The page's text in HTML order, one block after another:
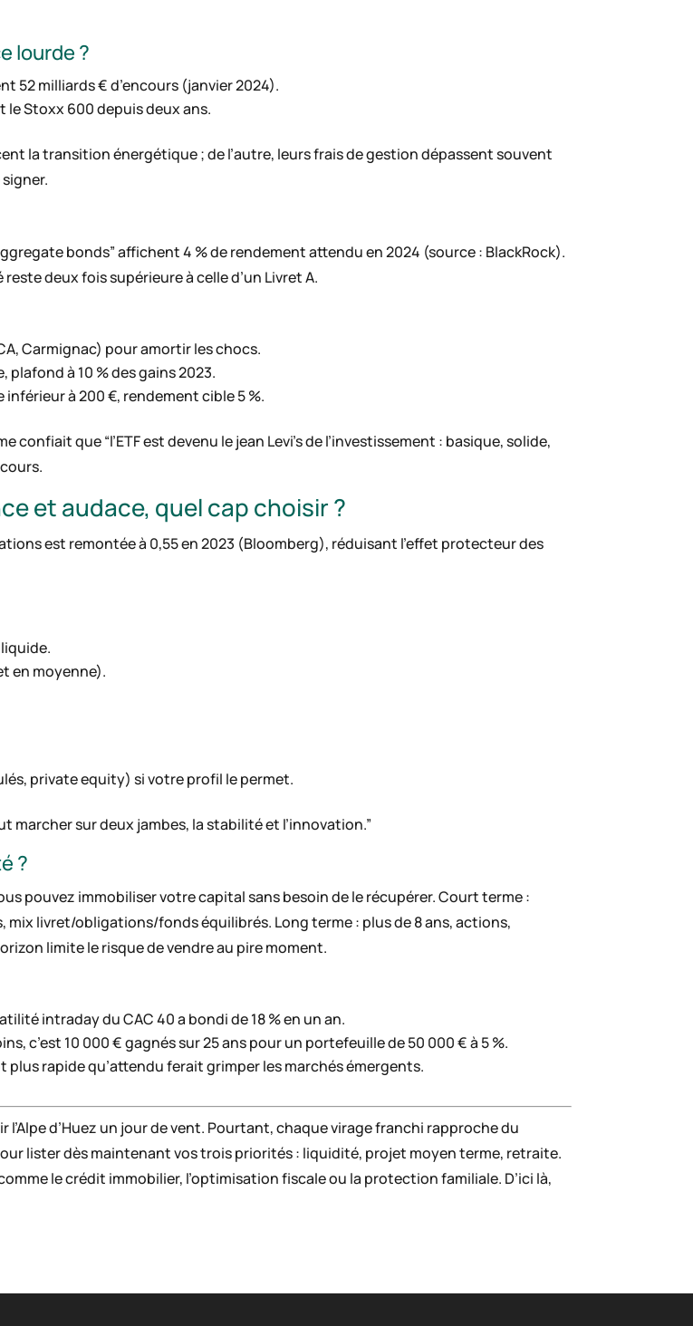
lourde ?
52 milliards € d’encours (janvier 2024).
le Stoxx 600 depuis deux ans.
la transition énergétique ; de l’autre, leurs frais de gestion dépassent souvent
bonds” affichent 4 % de rendement attendu en 2024 (source : BlackRock).
deux fois supérieure à celle d’un Livret A.
Carmignac) pour amortir les chocs.
à 10 % des gains 2023.
à 200 €, rendement cible 5 %.
que “l’ETF est devenu le jean Levi’s de l’investissement : basique, solide,
et audace, quel cap choisir ?
est remontée à 0,55 en 2023 (Bloomberg), réduisant l’effet protecteur des
en moyenne).
private equity) si votre profil le permet.
marcher sur deux jambes, la stabilité et l’innovation.”
?
pouvez immobiliser votre capital sans besoin de le récupérer. Court terme :
mix livret/obligations/fonds équilibrés. Long terme : plus de 8 ans, actions,
limite le risque de vendre au pire moment.
intraday du CAC 40 a bondi de 18 % en un an.
c’est 10 000 € gagnés sur 25 ans pour un portefeuille de 50 000 € à 5 %.
rapide qu’attendu ferait grimper les marchés émergents.
d’Huez un jour de vent. Pourtant, chaque virage franchi rapproche du
lister dès maintenant vos trois priorités : liquidité, projet moyen terme, retraite.
le crédit immobilier, l’optimisation fiscale ou la protection familiale. D’ici là,